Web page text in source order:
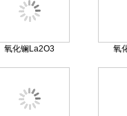
氧化镧La2O3 氧